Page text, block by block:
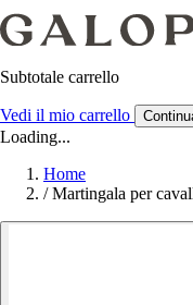
Subtotale carrello
Vedi il mio carrello
Loading...
Home
/ Martingala per